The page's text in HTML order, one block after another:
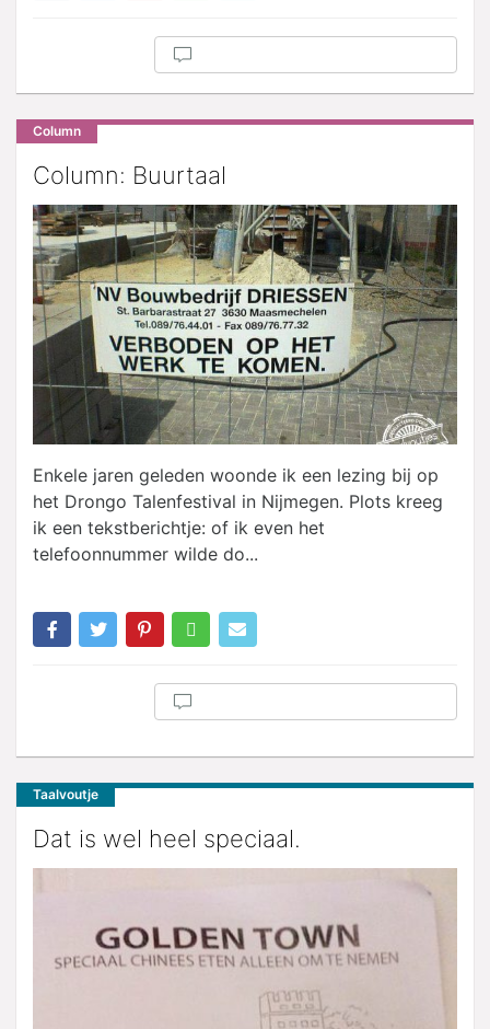
Column
Column: Buurtaal
Enkele jaren geleden woonde ik een lezing bij op
het Drongo Talenfestival in Nijmegen. Plots kreeg
ik een tekstberichtje: of ik even het
telefoonnummer wilde do...
Taalvoutje
Dat is wel heel speciaal.